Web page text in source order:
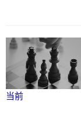
当前